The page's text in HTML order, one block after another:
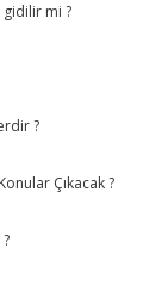
gidilir mi ?
?
Çıkacak ?